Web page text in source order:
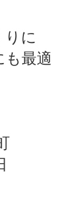
りに
も最適